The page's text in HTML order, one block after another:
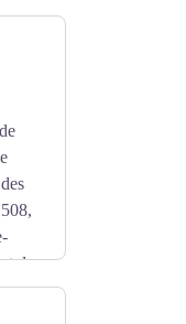
de